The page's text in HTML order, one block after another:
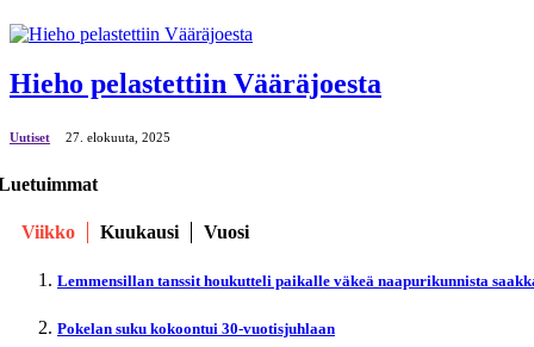
Hieho pelastettiin Vääräjoesta
Uutiset 27. elokuuta, 2025
Viikko Kuukausi Vuosi
Lemmensillan tanssit houkutteli paikalle väkeä naapurikunnista
Pokelan suku kokoontui 30-vuotisjuhlaan